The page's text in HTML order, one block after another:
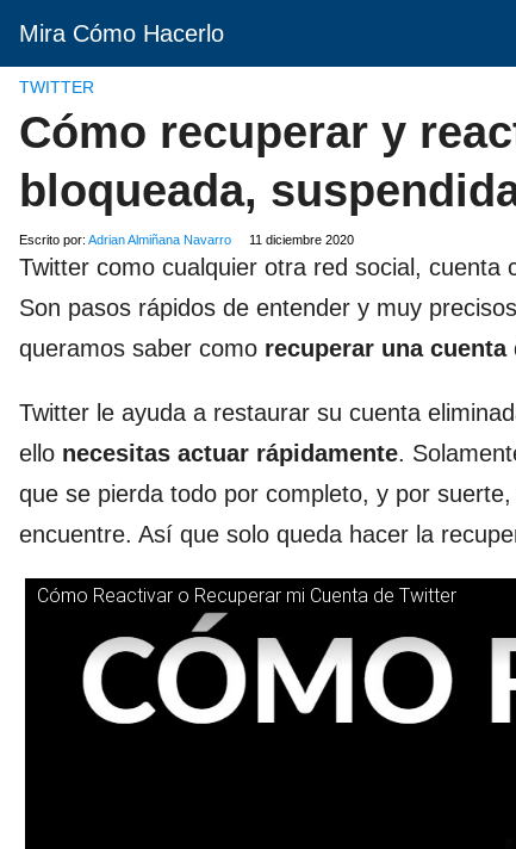
Mira Cómo Hacerlo
TWITTER
Cómo recuperar y
bloqueada,
Escrito por: Adrian Almiñana Navarro 11 diciembre 2020
Twitter como cualquier otra red social,
Son pasos rápidos de entender y muy
queramos saber como recuperar una cuenta
Twitter le ayuda a restaurar su cuenta
ello necesitas actuar rápidamente.
que se pierda todo por completo, y por
encuentre. Así que solo queda hacer la
Cómo Reactivar o Recuperar mi Cuenta de Twitter